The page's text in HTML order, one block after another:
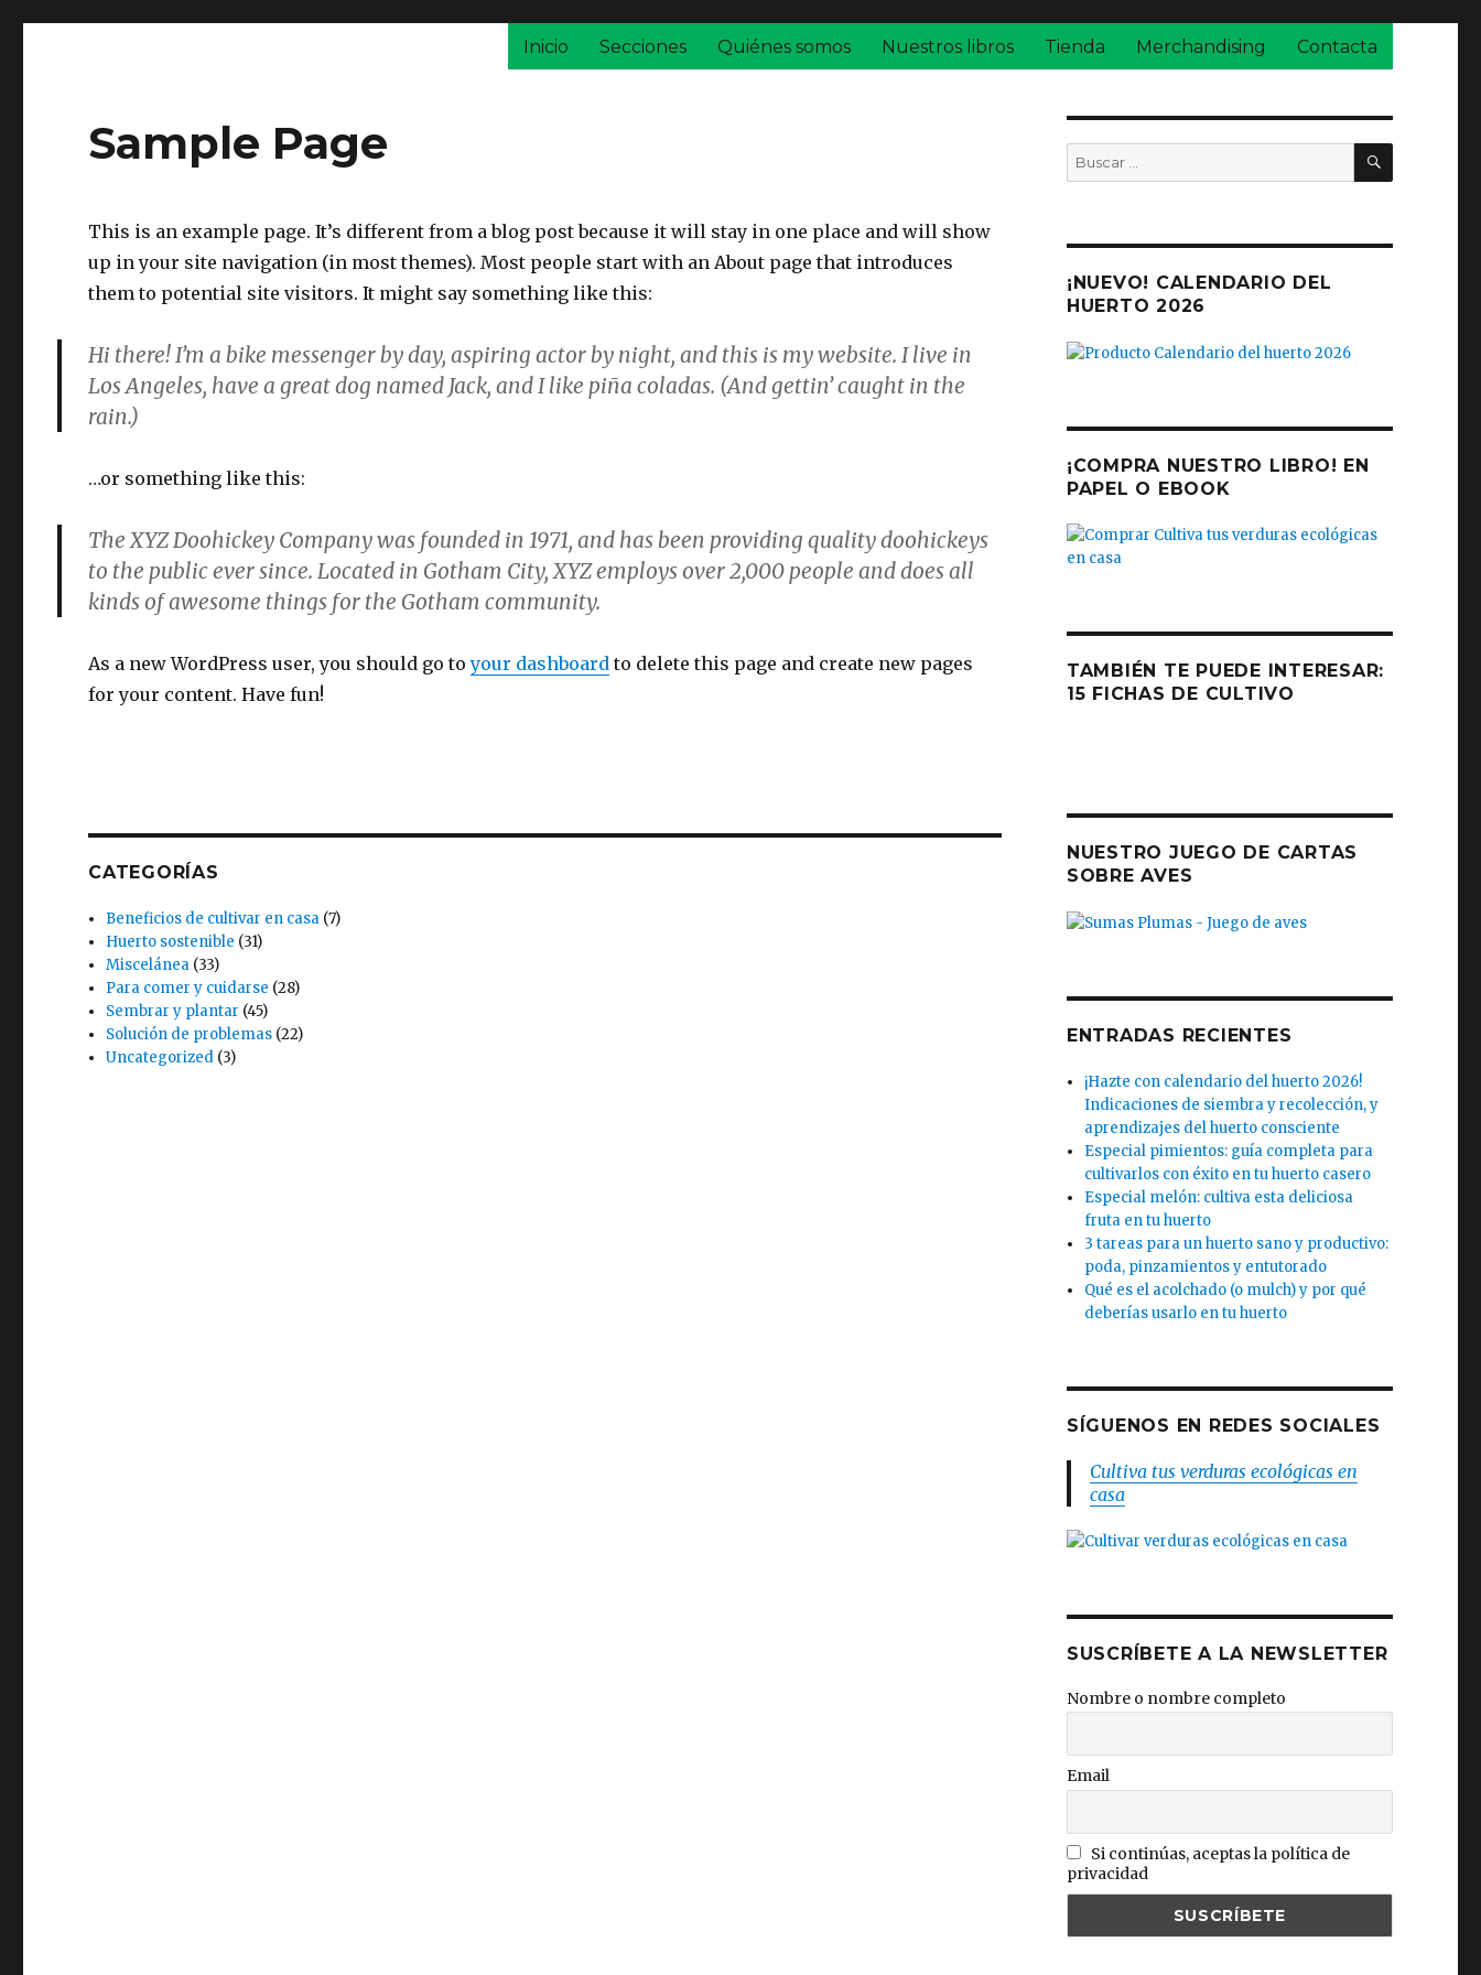
Inicio Secciones Quiénes somos Nuestros libros Tienda Merchandising Contacta
Sample Page
This is an example page. It’s different from a blog post because it will stay in one place and will show
up in your site navigation (in most themes). Most people start with an About page that introduces
them to potential site visitors. It might say something like this:
Hi there! I’m a bike messenger by day, aspiring actor by night, and this is my website. I live in
Los Angeles, have a great dog named Jack, and I like piña coladas. (And gettin’ caught in the
rain.)
…or something like this:
The XYZ Doohickey Company was founded in 1971, and has been providing quality doohickeys
to the public ever since. Located in Gotham City, XYZ employs over 2,000 people and does all
kinds of awesome things for the Gotham community.
As a new WordPress user, you should go toyour dashboard to delete this page and create new pages
for your content. Have fun!
CATEGORÍAS
Beneficios de cultivar en casa (7)
Huerto sostenible (31)
Miscelánea (33)
Para comer y cuidarse (28)
Sembrar y plantar (45)
Solución de problemas (22)
Uncategorized (3)
Buscar
por:
BUSCAR
¡NUEVO! CALENDARIO DEL
HUERTO 2026
¡COMPRA NUESTRO LIBRO! EN
PAPEL O EBOOK
TAMBIÉN TE PUEDE INTERESAR:
15 FICHAS DE CULTIVO
NUESTRO JUEGO DE CARTAS
SOBRE AVES
ENTRADAS RECIENTES
¡Hazte con calendario del huerto 2026!
Indicaciones de siembra y recolección, y
aprendizajes del huerto consciente
Especial pimientos: guía completa para
cultivarlos con éxito en tu huerto casero
Especial melón: cultiva esta deliciosa
fruta en tu huerto
3 tareas para un huerto sano y productivo:
poda, pinzamientos y entutorado
Qué es el acolchado (o mulch) y por qué
deberías usarlo en tu huerto
SÍGUENOS EN REDES SOCIALES
Cultiva tus verduras ecológicas en
casa
SUSCRÍBETE A LA NEWSLETTER
Nombre o nombre completo
Email
Si continúas, aceptas la política de
privacidad